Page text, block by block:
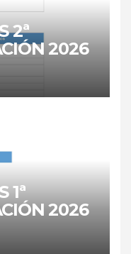
2ª
2026
1ª
2026